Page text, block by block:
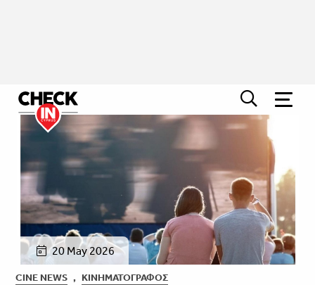
20 May 2026
CINE NEWS , ΚΙΝΗΜΑΤΟΓΡΆΦΟΣ